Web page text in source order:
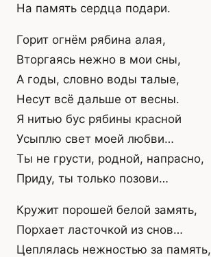
На память сердца подари.
Горит огнём рябина алая,
Вторгаясь нежно в мои сны,
А годы, словно воды талые,
Несут всё дальше от весны.
Я нитью бус рябины красной
Усыплю свет моей любви…
Ты не грусти, родной, напрасно,
Приду, ты только позови…
Кружит порошей белой замять,
Порхает ласточкой из снов…
Цеплялась нежностью за память,